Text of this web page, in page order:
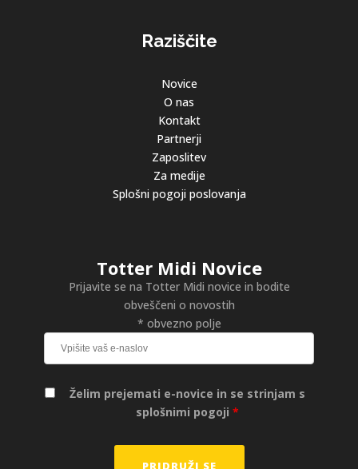
Raziščite
Novice
O nas
Kontakt
Partnerji
Zaposlitev
Za medije
Splošni pogoji poslovanja
Totter Midi Novice
Prijavite se na Totter Midi novice in bodite
obveščeni o novostih
* obvezno polje
Želim prejemati e-novice in se strinjam s
splošnimi pogoji*